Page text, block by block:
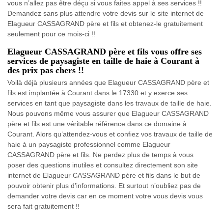
vous n’allez pas être déçu si vous faites appel à ses services !!
Demandez sans plus attendre votre devis sur le site internet de
Elagueur CASSAGRAND père et fils et obtenez-le gratuitement
seulement pour ce mois-ci !!
Elagueur CASSAGRAND père et fils vous offre ses
services de paysagiste en taille de haie à Courant à
des prix pas chers !!
Voilà déjà plusieurs années que Elagueur CASSAGRAND père et
fils est implantée à Courant dans le 17330 et y exerce ses
services en tant que paysagiste dans les travaux de taille de haie.
Nous pouvons même vous assurer que Elagueur CASSAGRAND
père et fils est une véritable référence dans ce domaine à
Courant. Alors qu’attendez-vous et confiez vos travaux de taille de
haie à un paysagiste professionnel comme Elagueur
CASSAGRAND père et fils. Ne perdez plus de temps à vous
poser des questions inutiles et consultez directement son site
internet de Elagueur CASSAGRAND père et fils dans le but de
pouvoir obtenir plus d’informations. Et surtout n’oubliez pas de
demander votre devis car en ce moment votre vous devis vous
sera fait gratuitement !!